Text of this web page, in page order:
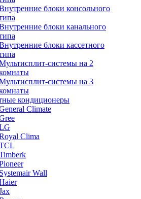
блоки консольного
блоки канального
блоки кассетного
системы на 2
системы на 3
кондиционеры
Climate
Clima
Systemair Wall